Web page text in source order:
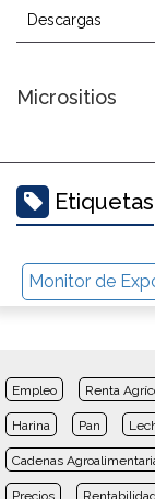
Descargas
Micrositios
Etiquetas
Monitor de
Empleo Renta
Harina Pan
Cadenas
Precios